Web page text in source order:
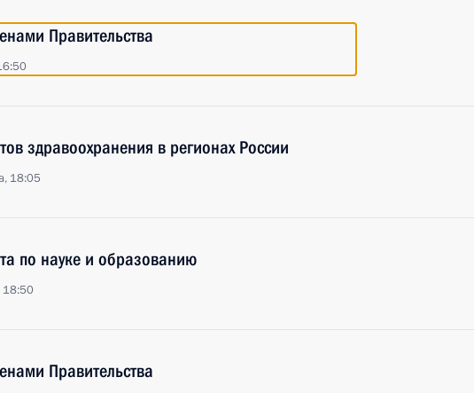
Правительства
здравоохранения в регионах России
18:05
по науке и образованию
18:50
Правительства